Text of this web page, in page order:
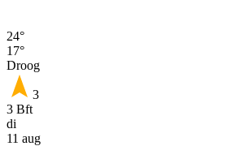
24°
17°
Droog
3
3 Bft
di
11 aug